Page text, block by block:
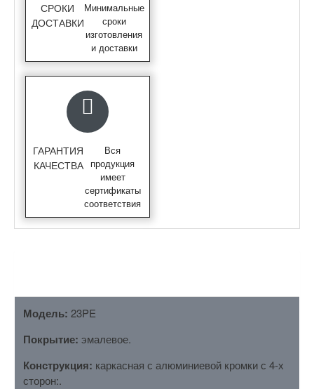
СРОКИ
ДОСТАВКИ
Минимальные
сроки
изготовления
и доставки
ГАРАНТИЯ
КАЧЕСТВА
Вся
продукция
имеет
сертификаты
соответствия
Модель: 23PE
Покрытие: эмалевое.
Конструкция: каркасная с алюминиевой кромки с 4-х
сторон:.